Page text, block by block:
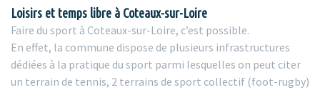
Loisirs et temps libre à Coteaux-sur-Loire
Faire du sport à Coteaux-sur-Loire, c’est possible.
En effet, la commune dispose de plusieurs infrastructures
dédiées à la pratique du sport parmi lesquelles on peut citer
un terrain de tennis, 2 terrains de sport collectif (foot-rugby)